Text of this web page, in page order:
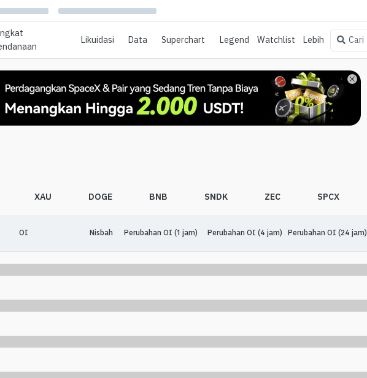
Likuidasi Data Superchart Legend Watchlist Lebih Cari
XAU DOGE BNB SNDK ZEC SPCX
OI Nisbah Perubahan OI (1 jam) Perubahan OI (4 jam) Perubahan OI (24 jam)